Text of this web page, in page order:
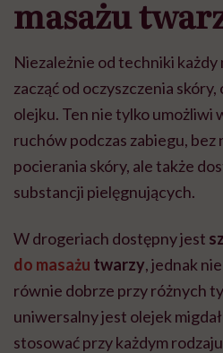
masażu
Niezależnie od techniki każdy
zacząć od oczyszczenia
olejku. Ten nie tylko umożliwi
ruchów podczas zabiegu,
pocierania skóry, ale także
substancji pielęgnujących.
W drogeriach dostępny jest
do masażu twarzy, jednak
równie dobrze przy różnych
uniwersalny jest olejek
stosować przy każdym